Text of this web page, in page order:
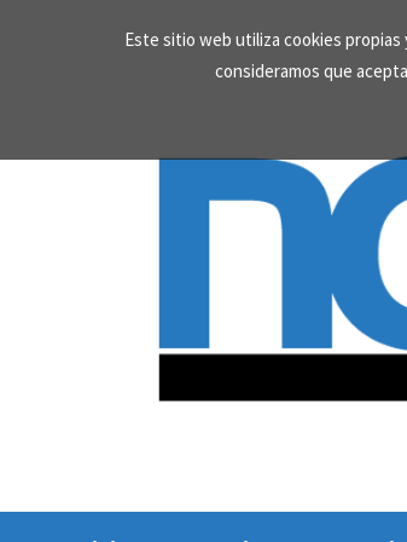
Este sitio web utiliza cookies
consideramos que